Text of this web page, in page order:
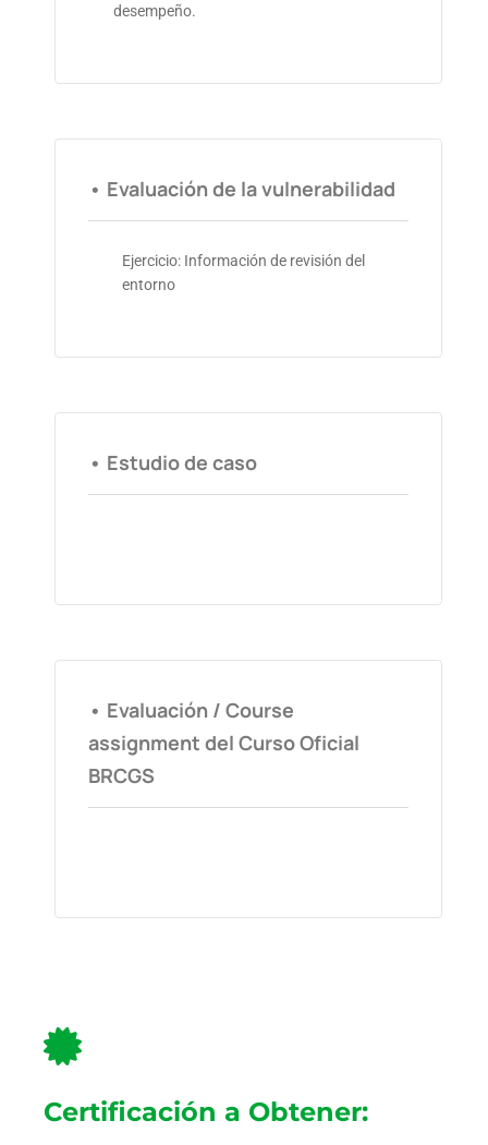
desempeño.
• Evaluación de la vulnerabilidad
Ejercicio: Información de revisión del
entorno
• Estudio de caso
• Evaluación / Course
assignment del Curso Oficial
BRCGS
Certificación a Obtener: